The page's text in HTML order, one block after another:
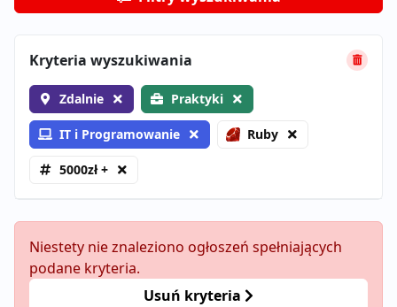
Kryteria wyszukiwania
Zdalnie Praktyki
IT i Programowanie Ruby
5000zł +
Niestety nie znaleziono ogłoszeń spełniających
podane kryteria.
Usuń kryteria